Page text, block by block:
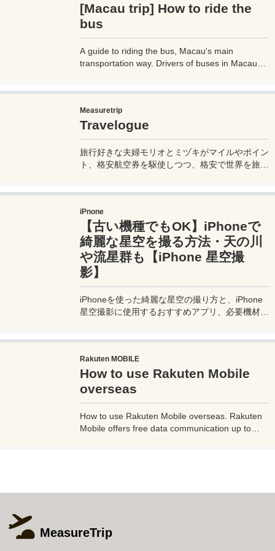
[Macau trip] How to ride the
bus
A guide to riding the bus, Macau's main
transportation way. Drivers of buses in Macau
know how to ride buses in Macau so you can get
around the place. Let's prepare.
Measuretrip
Travelogue
旅行好きな夫婦モリオとミヅキがマイルやポイン
ト、格安航空券を駆使しつつ、格安で世界を旅す
便利な情報、かかった費用など様々な情報をお届
け！夫婦喧嘩あり、ホロッと涙することもあり、
中年夫婦の等身大旅行記ブログ。
iPnone
【古い機種でもOK】iPhoneで
綺麗な星空を撮る方法・天の川
や流星群も【iPhone 星空撮
影】
iPhoneを使った綺麗な星空の撮り方と、iPhone
星空撮影に使用するおすすめアプリ、必要機材な
ば流星群の流れ星も撮影可能なので、iPhoneで
綺麗な星空撮影をしたいときはチャレンジしてみ
よう。
Rakuten MOBILE
How to use Rakuten Mobile
overseas
How to use Rakuten Mobile overseas. Rakuten
Mobile offers free data communication up to
MeasureTrip